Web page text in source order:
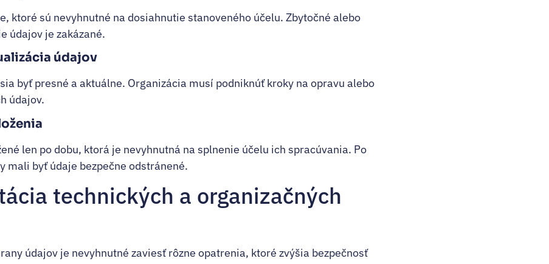
ktoré sú nevyhnutné na dosiahnutie stanoveného účelu. Zbytočné alebo
údajov je zakázané.
údajov
byť presné a aktuálne. Organizácia musí podniknúť kroky na opravu alebo
údajov.
len po dobu, ktorá je nevyhnutná na splnenie účelu ich spracúvania. Po
mali byť údaje bezpečne odstránené.
technických a organizačných
údajov je nevyhnutné zaviesť rôzne opatrenia, ktoré zvýšia bezpečnosť